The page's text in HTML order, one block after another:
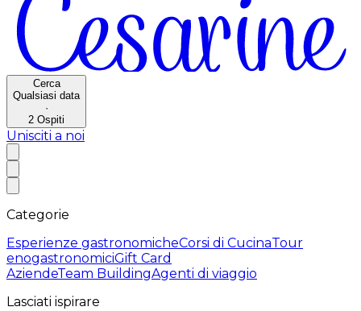
Cerca
Qualsiasi data
·
2 Ospiti
Unisciti a noi
Categorie
Esperienze gastronomicheCorsi di CucinaTour
enogastronomiciGift Card
AziendeTeam BuildingAgenti di viaggio
Lasciati ispirare